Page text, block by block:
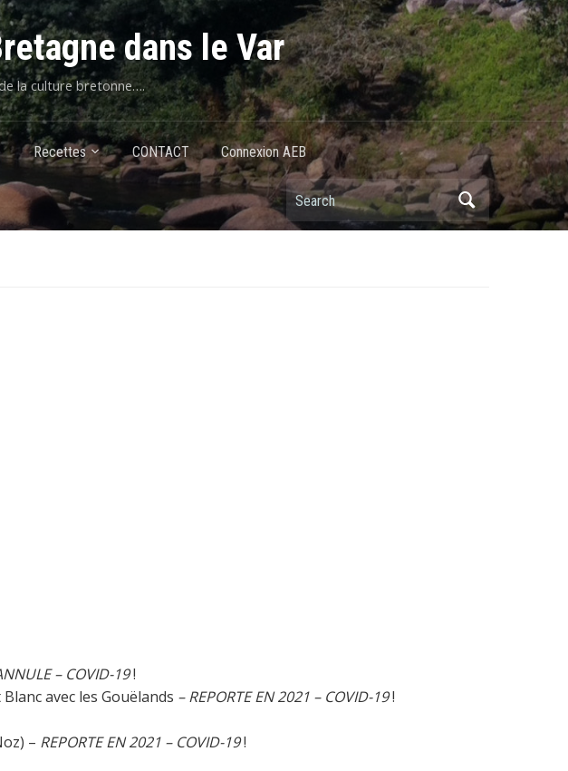
dans le Var
la culture bretonne….
Recettes CONTACT Connexion AEB
– COVID-19!
avec les Gouëlands – REPORTE EN 2021 – COVID-19!
– REPORTE EN 2021 – COVID-19!